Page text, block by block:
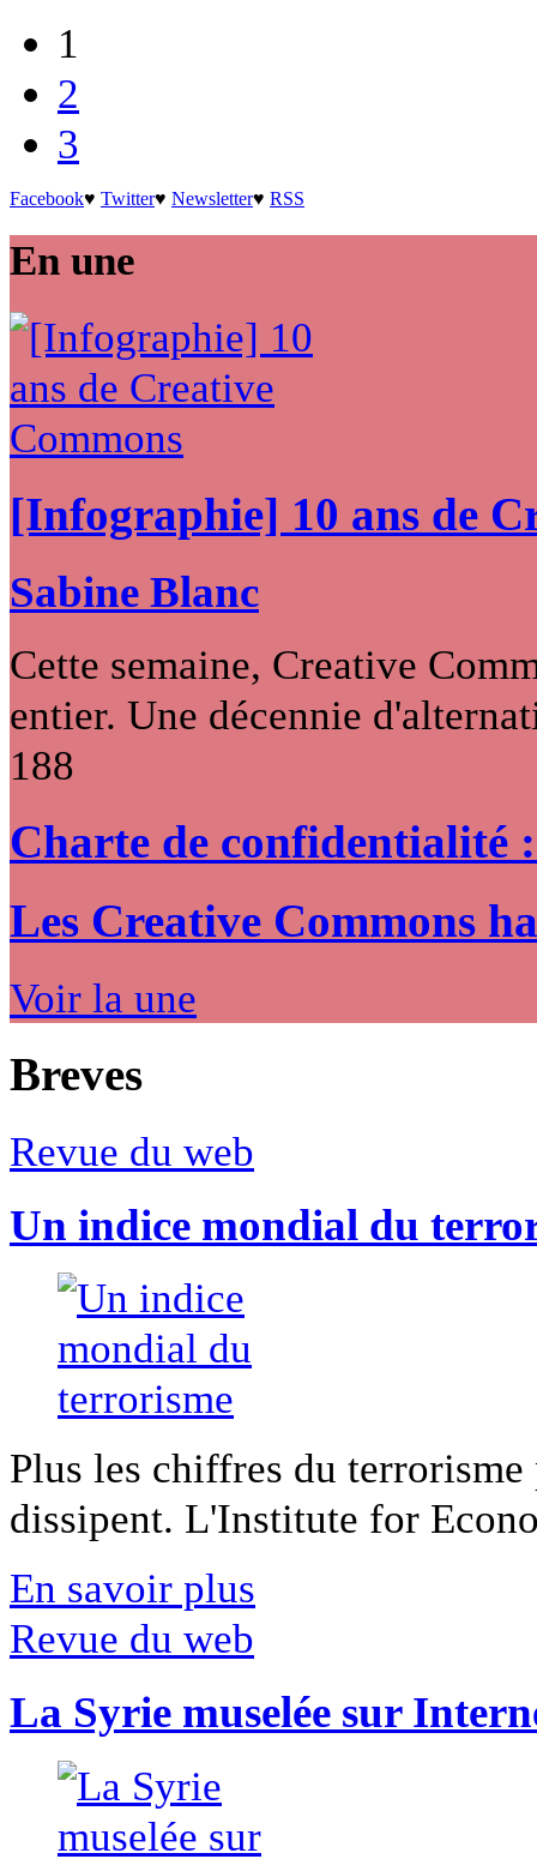
1
2
3
Facebook♥ Twitter♥ Newsletter♥ RSS
En une
[Infographie] 10 ans de
Sabine Blanc
Cette semaine, Creative
entier. Une décennie
188
Charte de confidentialité
Les Creative Commons
Voir la une
Breves
Revue du web
Un indice mondial du
Plus les chiffres du
dissipent. L'Institute for
En savoir plus
Revue du web
La Syrie muselée sur